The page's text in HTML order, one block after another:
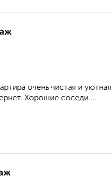
очень чистая и
Хорошие соседи....